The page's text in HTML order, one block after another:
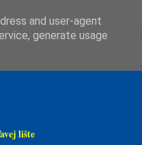
lište
and user-agent
generate usage